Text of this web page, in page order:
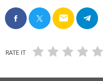
email
RATE IT